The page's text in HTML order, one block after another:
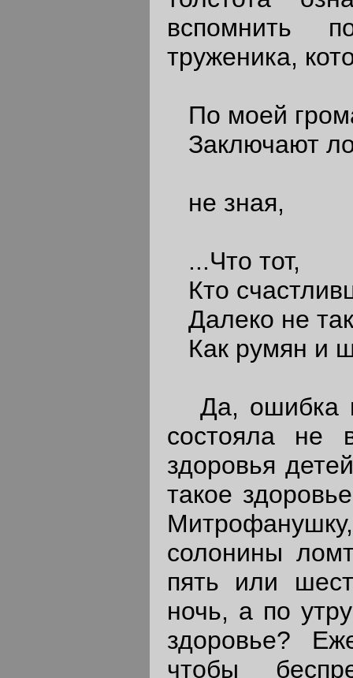
вспомнить
труженика,
По моей
Заключают
не зная,
...Что тот,
Кто
Далеко не
Как румян и
Да, ошибка
состояла не
здоровья
такое
солонины
пять или
ночь, а по
здоровье?
чтобы